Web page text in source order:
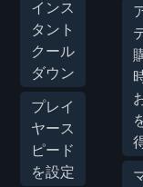
インス
タント
クール
ダウン
プレイ
ヤース
ピード
を設定